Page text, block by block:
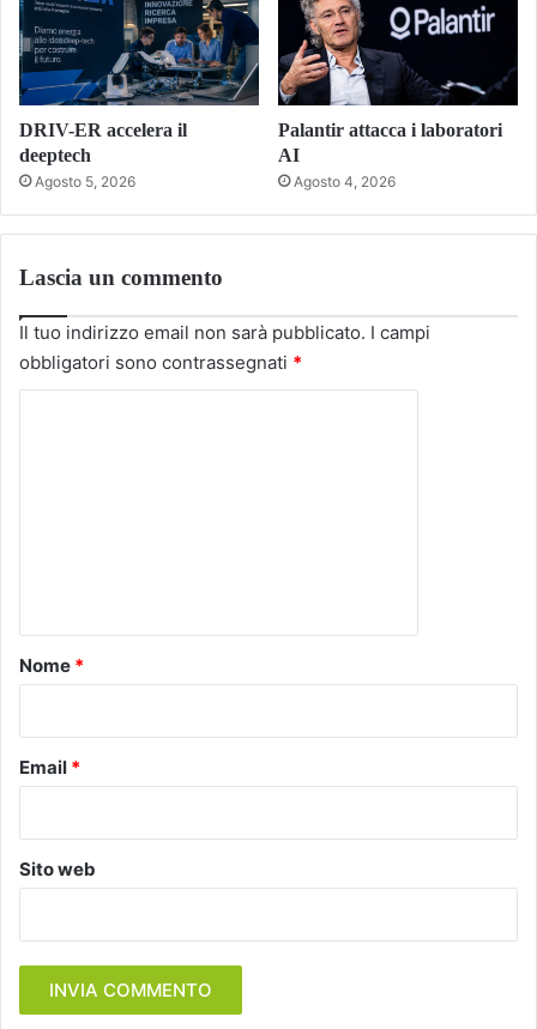
DRIV-ER accelera il
deeptech
Agosto 5, 2026
Palantir attacca i laboratori
AI
Agosto 4, 2026
Lascia un commento
Il tuo indirizzo email non sarà pubblicato. I campi
obbligatori sono contrassegnati *
o
Nome *
Email *
Sito web